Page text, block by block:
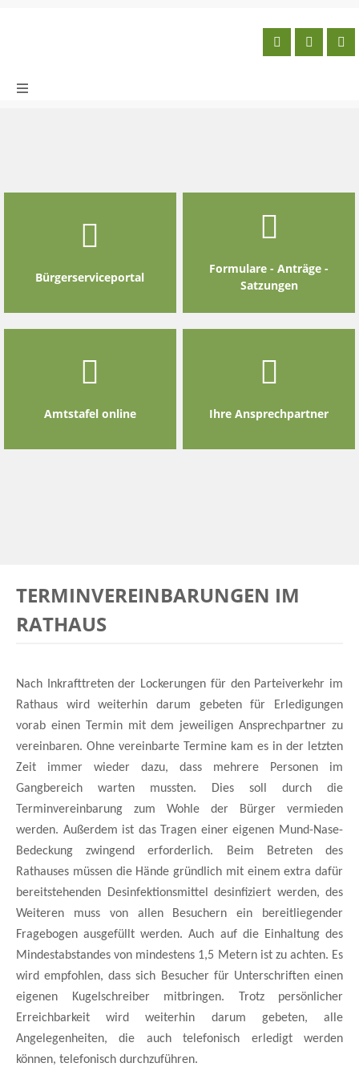
content
Bürgerserviceportal
Formulare - Anträge -
Satzungen
Amtstafel online Ihre Ansprechpartner
TERMINVEREINBARUNGEN IM
RATHAUS
Nach Inkrafttreten der Lockerungen für den Parteiverkehr im
Rathaus wird weiterhin darum gebeten für Erledigungen
vorab einen Termin mit dem jeweiligen Ansprechpartner zu
vereinbaren. Ohne vereinbarte Termine kam es in der letzten
Zeit immer wieder dazu, dass mehrere Personen im
Gangbereich warten mussten. Dies soll durch die
Terminvereinbarung zum Wohle der Bürger vermieden
werden. Außerdem ist das Tragen einer eigenen Mund-Nase-
Bedeckung zwingend erforderlich. Beim Betreten des
Rathauses müssen die Hände gründlich mit einem extra dafür
bereitstehenden Desinfektionsmittel desinfiziert werden, des
Weiteren muss von allen Besuchern ein bereitliegender
Fragebogen ausgefüllt werden. Auch auf die Einhaltung des
Mindestabstandes von mindestens 1,5 Metern ist zu achten. Es
wird empfohlen, dass sich Besucher für Unterschriften einen
eigenen Kugelschreiber mitbringen. Trotz persönlicher
Erreichbarkeit wird weiterhin darum gebeten, alle
Angelegenheiten, die auch telefonisch erledigt werden
können, telefonisch durchzuführen.